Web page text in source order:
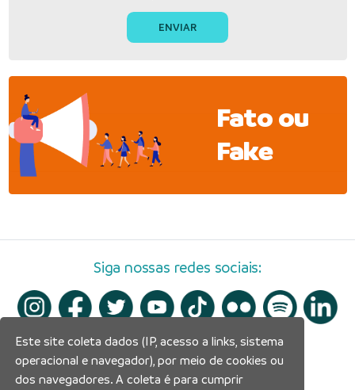
Fato ou
Fake
Siga nossas redes sociais:
Este site coleta dados (IP, acesso a links, sistema
operacional e navegador), por meio de cookies ou
dos navegadores. A coleta é para cumprir